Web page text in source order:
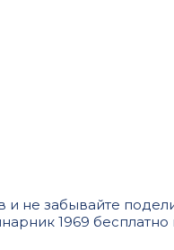
и не забывайте
1969